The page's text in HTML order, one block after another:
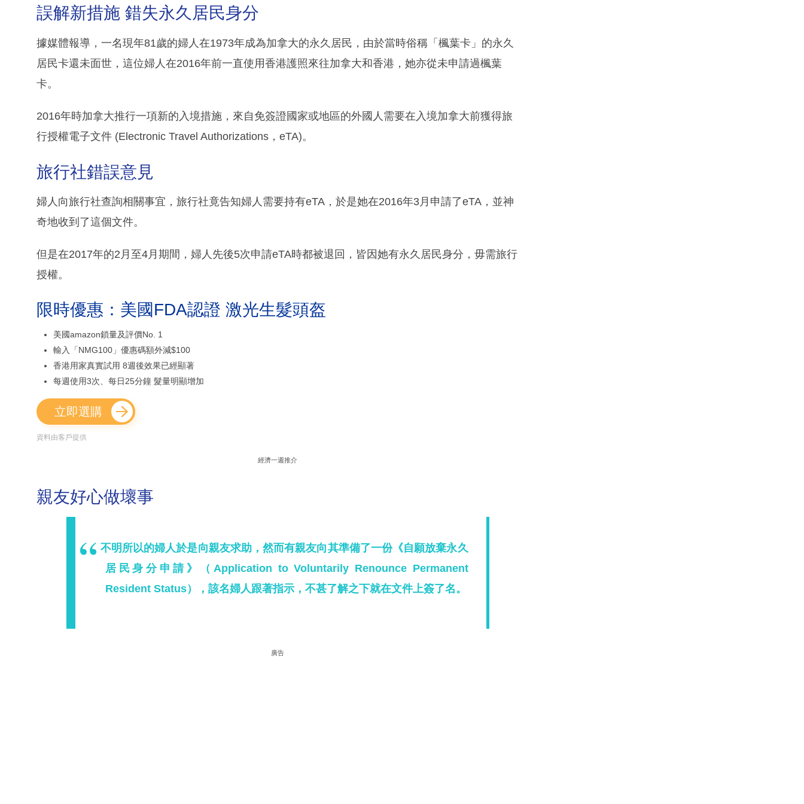
誤解新措施 錯失永久居民身分
據媒體報導，一名現年81歲的婦人在1973年成為加拿大的永久居民，由於當時俗稱「楓葉卡」的永久
居民卡還未面世，這位婦人在2016年前一直使用香港護照來往加拿大和香港，她亦從未申請過楓葉
卡。
2016年時加拿大推行一項新的入境措施，來自免簽證國家或地區的外國人需要在入境加拿大前獲得旅
行授權電子文件 (Electronic Travel Authorizations，eTA)。
旅行社錯誤意見
婦人向旅行社查詢相關事宜，旅行社竟告知婦人需要持有eTA，於是她在2016年3月申請了eTA，並神
奇地收到了這個文件。
但是在2017年的2月至4月期間，婦人先後5次申請eTA時都被退回，皆因她有永久居民身分，毋需旅行
授權。
限時優惠：美國FDA認證 激光生髮頭盔
美國amazon鎖量及評價No. 1
輸入「NMG100」優惠碼額外減$100
香港用家真實試用 8週後效果已經顯著
每週使用3次、每日25分鐘 髮量明顯增加
立即選購
資料由客戶提供
經濟一週推介
親友好心做壞事
不明所以的婦人於是向親友求助，然而有親友向其準備了一份《自願放棄永久
居民身分申請》（Application to Voluntarily Renounce Permanent
Resident Status），該名婦人跟著指示，不甚了解之下就在文件上簽了名。
廣告